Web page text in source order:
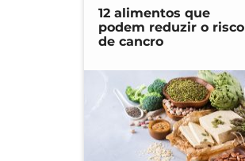
12 alimentos que
podem reduzir o risco
de cancro